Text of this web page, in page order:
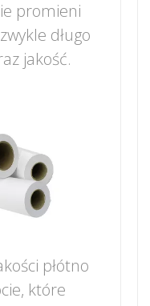
promieni
długo
jakość.
płótno
które